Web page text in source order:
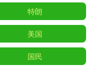
特朗
美国
国民